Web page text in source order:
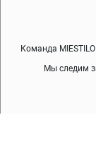
Команда
Мы следим
Мы используем
содержит
Во время
что